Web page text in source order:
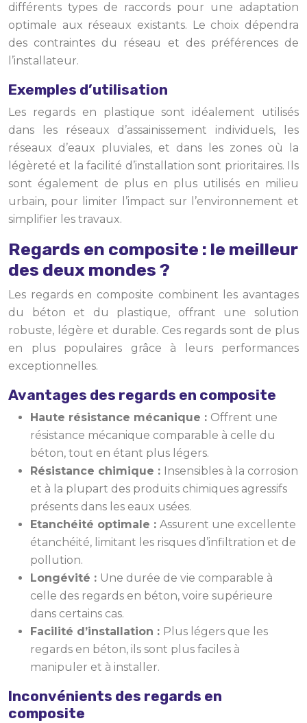
différents types de raccords pour une adaptation
optimale aux réseaux existants. Le choix dépendra
des contraintes du réseau et des préférences de
l’installateur.
Exemples d’utilisation
Les regards en plastique sont idéalement utilisés
dans les réseaux d’assainissement individuels, les
réseaux d’eaux pluviales, et dans les zones où la
légèreté et la facilité d’installation sont prioritaires. Ils
sont également de plus en plus utilisés en milieu
urbain, pour limiter l’impact sur l’environnement et
simplifier les travaux.
Regards en composite : le meilleur
des deux mondes ?
Les regards en composite combinent les avantages
du béton et du plastique, offrant une solution
robuste, légère et durable. Ces regards sont de plus
en plus populaires grâce à leurs performances
exceptionnelles.
Avantages des regards en composite
Haute résistance mécanique : Offrent une
résistance mécanique comparable à celle du
béton, tout en étant plus légers.
Résistance chimique :
Insensibles à la corrosion
et à la plupart des produits chimiques agressifs
présents dans les eaux usées.
Etanchéité optimale : Assurent une excellente
étanchéité, limitant les risques d’infiltration et de
pollution.
Longévité : Une durée de vie comparable à
celle des regards en béton, voire supérieure
dans certains cas.
Facilité d’installation : Plus légers que les
regards en béton, ils sont plus faciles à
manipuler et à installer.
Inconvénients des regards en
composite